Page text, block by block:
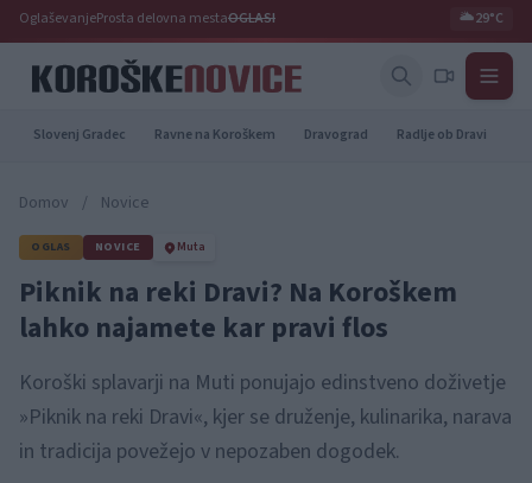
OglaševanjeProsta delovna mestaOGLASI 🌥️29°C
Slovenj Gradec Ravne na Koroškem Dravograd Radlje ob Dravi
Domov / Novice
OGLAS NOVICE Muta
Piknik na reki Dravi? Na Koroškem
lahko najamete kar pravi flos
Koroški splavarji na Muti ponujajo edinstveno doživetje
»Piknik na reki Dravi«, kjer se druženje, kulinarika, narava
in tradicija povežejo v nepozaben dogodek.